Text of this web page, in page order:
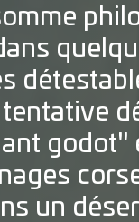
tentative
godot"
un